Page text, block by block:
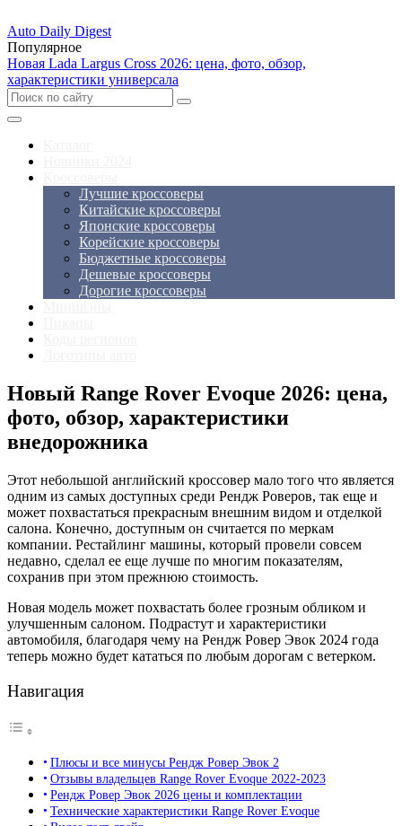
Auto Daily Digest
Популярное
Новая Lada Largus Cross 2026: цена, фото, обзор,
характеристики универсала
Лучшие кроссоверы
Китайские кроссоверы
Японские кроссоверы
Корейские кроссоверы
Бюджетные кроссоверы
Дешевые кроссоверы
Дорогие кроссоверы
Новый Range Rover Evoque 2026: цена,
фото, обзор, характеристики
внедорожника
Этот небольшой английский кроссовер мало того что является
одним из самых доступных среди Рендж Роверов, так еще и
может похвастаться прекрасным внешним видом и отделкой
салона. Конечно, доступным он считается по меркам
компании. Рестайлинг машины, который провели совсем
недавно, сделал ее еще лучше по многим показателям,
сохранив при этом прежнюю стоимость.
Новая модель может похвастать более грозным обликом и
улучшенным салоном. Подрастут и характеристики
автомобиля, благодаря чему на Рендж Ровер Эвок 2024 года
теперь можно будет кататься по любым дорогам с ветерком.
Навигация
Плюсы и все минусы Рендж Ровер Эвок 2
Отзывы владельцев Range Rover Evoque 2022-2023
Рендж Ровер Эвок 2026 цены и комплектации
Технические характеристики Range Rover Evoque